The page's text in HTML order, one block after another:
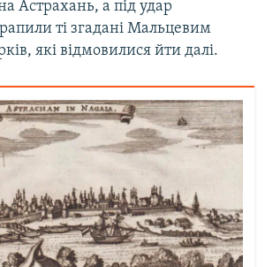
Астрахань, а під удар
ті згадані Мальцевим
які відмовилися йти далі.